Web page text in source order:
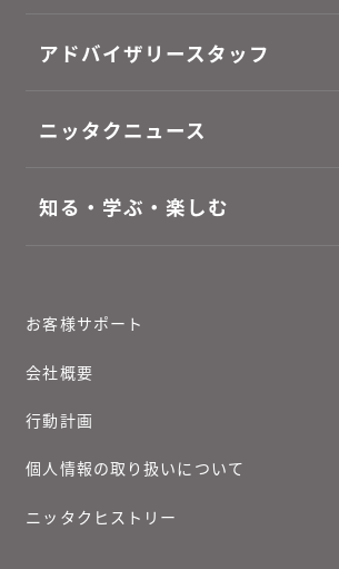
アドバイザリースタッフ
ニッタクニュース
知る・学ぶ・楽しむ
お客様サポート
会社概要
行動計画
個人情報の取り扱いについて
ニッタクヒストリー